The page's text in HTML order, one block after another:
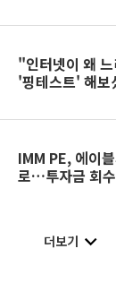
"인터넷이 왜
'핑테스트' 해보
IMM PE, 에이
로…투자금 회
더보기